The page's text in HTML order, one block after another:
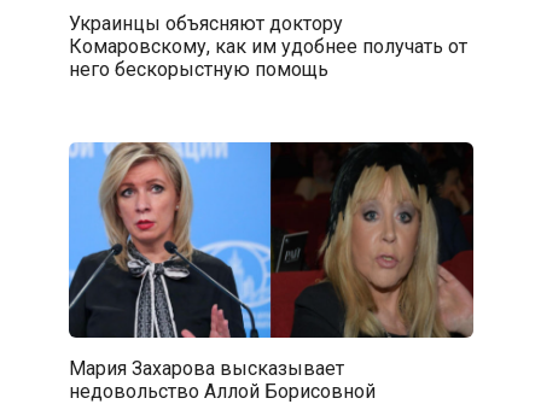
Украинцы объясняют доктору
Комаровскому, как им удобнее получать от
него бескорыстную помощь
Мария Захарова высказывает
недовольство Аллой Борисовной